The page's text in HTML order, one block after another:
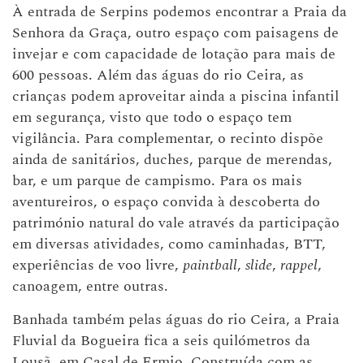
À entrada de Serpins podemos encontrar a Praia da
Senhora da Graça, outro espaço com paisagens de
invejar e com capacidade de lotação para mais de
600 pessoas. Além das águas do rio Ceira, as
crianças podem aproveitar ainda a piscina infantil
em segurança, visto que todo o espaço tem
vigilância. Para complementar, o recinto dispõe
ainda de sanitários, duches, parque de merendas,
bar, e um parque de campismo. Para os mais
aventureiros, o espaço convida à descoberta do
património natural do vale através da participação
em diversas atividades, como caminhadas, BTT,
experiências de voo livre, paintball, slide, rappel,
canoagem, entre outras.
Banhada também pelas águas do rio Ceira, a Praia
Fluvial da Bogueira fica a seis quilómetros da